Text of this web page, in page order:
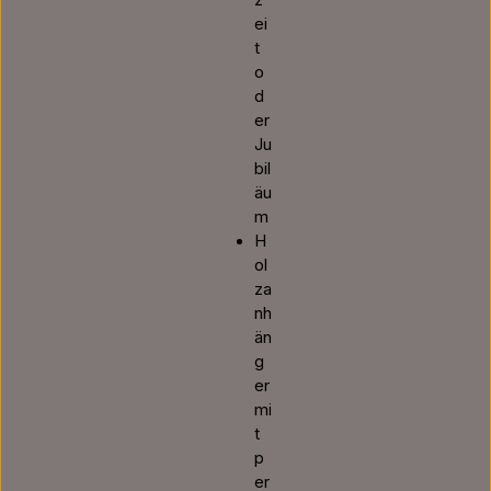
ei
t
o
d
er
Ju
bil
äu
m
H
ol
za
nh
än
g
er
mi
t
p
er